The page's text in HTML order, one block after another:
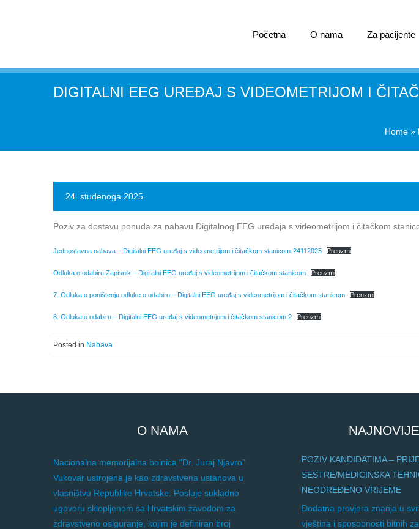
Početna O nama Za pacijente
DIGITALNI EEG UREĐAJ S VIDEOMETRIJOM I
Home »
24. studenoga 2025.
Poziv za dostavu ponuda za nabavu Digitalnog EEG uređaja s videometrijom i čitačkom
Jednostavna nabava – Digitalni EEG uređaj s videometrijom i čitačkom stanicom-24112025 Preuzmi
Odluka o odabiru Zapisnik – Digitalni EEG uređaj s videometrijom i čitačkom stanicom Preuzmi
7. Odluka o poništenju odluke o odabiru – Digitalni EEG uređaj s videometrijom i čitačkom stanicom Preuzmi
8. Odluka o odabiru – Digitalni EEG uređaj s videometrijom i čitačkom stanicom 2 Preuzmi
Posted in Nabava
O NAMA
Nacionalna memorijalna bolnica "Dr. Juraj Njavro"
Vukovar ustrojena je kao zdravstvena ustanova u
vlasništvu Republike Hrvatske. Posluje sukladno
ugovoru sklopljenom sa Hrvatskim zavodom za
zdravstveno osiguranje, kojim je definiran broj
POZIV KANDIDATIMA –
SESTRE/MEDICINSKA
NEODREĐENO VRIJEME
Dodatna provjera znanja u
vještina i sposobnosti bitnih